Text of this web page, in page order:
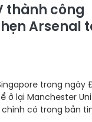
thành công
Arsenal
trong ngày
ở lại Manchester
có trong bản